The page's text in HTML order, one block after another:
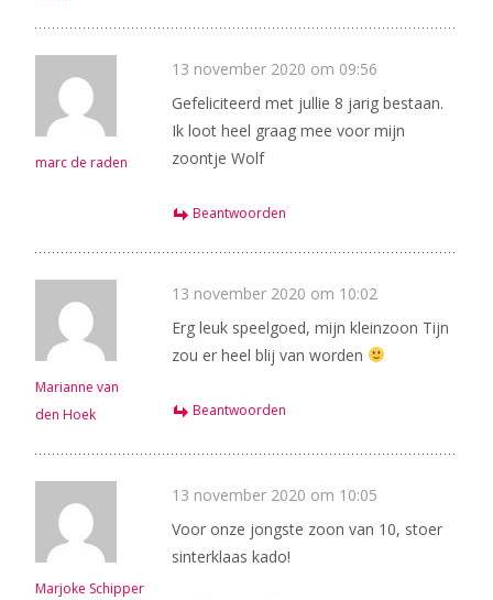
marc de raden
13 november 2020 om 09:56
Gefeliciteerd met jullie 8 jarig bestaan.
Ik loot heel graag mee voor mijn
zoontje Wolf
Beantwoorden
Marianne van
den Hoek
13 november 2020 om 10:02
Erg leuk speelgoed, mijn kleinzoon Tijn
zou er heel blij van worden
Beantwoorden
Marjoke Schipper
13 november 2020 om 10:05
Voor onze jongste zoon van 10, stoer
sinterklaas kado!